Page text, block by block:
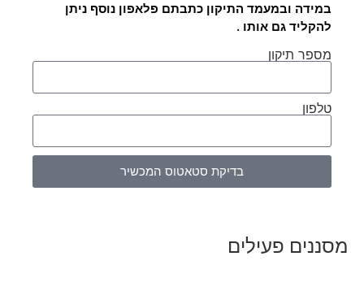
במידה ובמעמד התיקון כתבתם פלאפון נוסף ניתן
להקליד גם אותו .
מספר תיקון
טלפון
בדיקת סטאטוס המכשיר
מסננים פעילים